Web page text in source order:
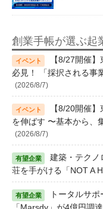
創業手帳が選ぶ起
【8/27開催
必見！ 「採択される事
(2026/8/7)
【8/20開催
を伸ばす 〜基本から、
(2026/8/7)
建築・テクノ
荘を手がける「NOT A
トータルサ